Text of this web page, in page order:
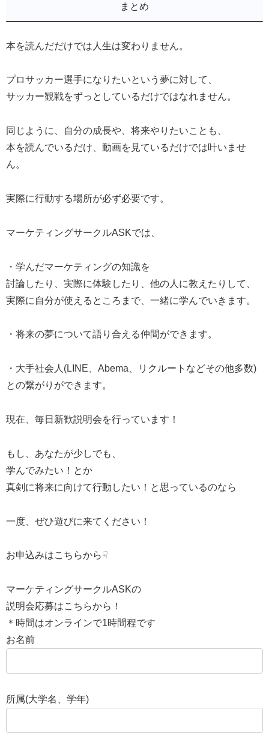
まとめ
本を読んだだけでは人生は変わりません。
プロサッカー選手になりたいという夢に対して、
サッカー観戦をずっとしているだけではなれません。
同じように、自分の成長や、将来やりたいことも、
本を読んでいるだけ、動画を見ているだけでは叶いませ
ん。
実際に行動する場所が必ず必要です。
マーケティングサークルASKでは、
・学んだマーケティングの知識を
討論したり、実際に体験したり、他の人に教えたりして、
実際に自分が使えるところまで、一緒に学んでいきます。
・将来の夢について語り合える仲間ができます。
・大手社会人(LINE、Abema、リクルートなどその他多数)
との繋がりができます。
現在、毎日新歓説明会を行っています！
もし、あなたが少しでも、
学んでみたい！とか
真剣に将来に向けて行動したい！と思っているのなら
一度、ぜひ遊びに来てください！
お申込みはこちらから☟
マーケティングサークルASKの
説明会応募はこちらから！
＊時間はオンラインで1時間程です
お名前
所属(大学名、学年)